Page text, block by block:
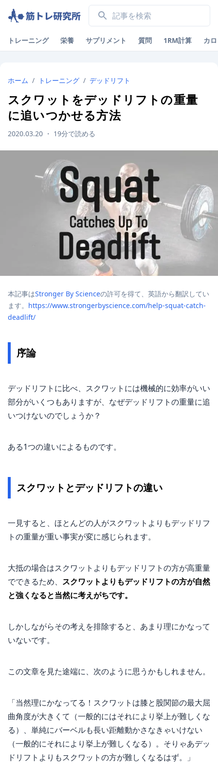
トレーニング 栄養 サプリメント 質問 1RM計算 カ
ホーム / トレーニング / デッドリフト
スクワットをデッドリフトの重量
に追いつかせる方法
2020.03.20 ・ 19分で読める
本記事はStronger By Scienceの許可を得て、英語から翻訳してい
ます。 https://www.strongerbyscience.com/help-squat-catch-
deadlift/
序論
デッドリフトに比べ、スクワットには機械的に効率がいい
部分がいくつもありますが、なぜデッドリフトの重量に追
いつけないのでしょうか？
ある1つの違いによるものです。
スクワットとデッドリフトの違い
一見すると、ほとんどの人がスクワットよりもデッドリフ
トの重量が重い事実が変に感じられます。
大抵の場合はスクワットよりもデッドリフトの方が高重量
でできるため、 スクワットよりもデッドリフトの方が自然
と強くなると当然に考えがちです。
しかしながらその考えを排除すると、あまり理にかなって
いないです。
この文章を見た途端に、次のように思うかもしれません。
「当然理にかなってる！スクワットは膝と股関節の最大屈
曲角度が大きくて（一般的にはそれにより挙上が難しくな
る）、単純にバーベルも長い距離動かさなきゃいけない
（一般的にそれにより挙上が難しくなる）。そりゃあデッ
ドリフトよりもスクワットの方が難しくなるはず。」